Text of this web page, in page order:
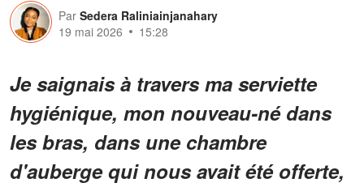
Par Sedera Raliniainjanahary
19 mai 2026
15:28
Je saignais à travers ma serviette
hygiénique, mon nouveau-né dans
les bras, dans une chambre
d'auberge qui nous avait été offerte,